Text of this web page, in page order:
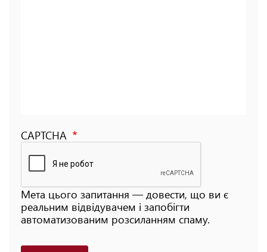
CAPTCHA
Мета цього запитання — довести, що ви є
реальним відвідувачем і запобігти
автоматизованим розсиланням спаму.